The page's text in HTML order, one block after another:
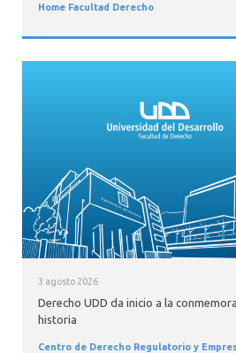
Home Facultad Derecho
3 agosto 2026
Derecho UDD da inicio a la
historia
Centro de Derecho Regulatorio y